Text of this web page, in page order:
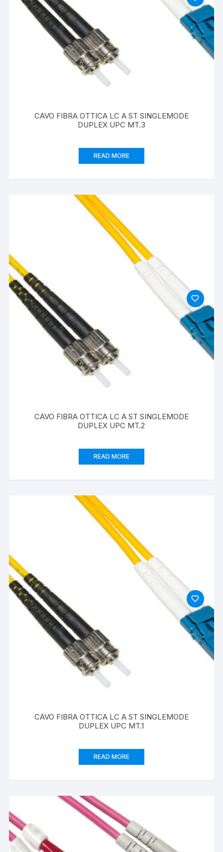
CAVO FIBRA OTTICA LC A ST SINGLEMODE
DUPLEX UPC MT.3
READ MORE
CAVO FIBRA OTTICA LC A ST SINGLEMODE
DUPLEX UPC MT.2
READ MORE
CAVO FIBRA OTTICA LC A ST SINGLEMODE
DUPLEX UPC MT.1
READ MORE